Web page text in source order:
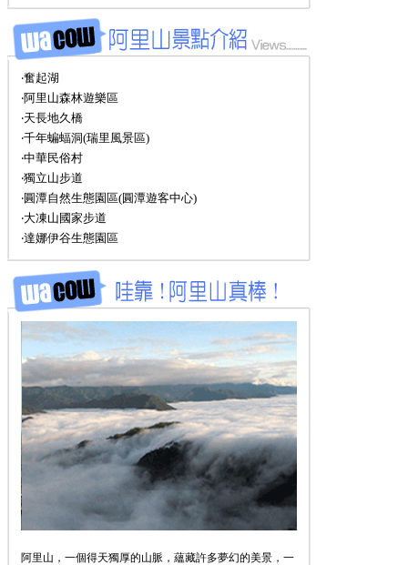
‧奮起湖
‧阿里山森林遊樂區
‧天長地久橋
‧千年蝙蝠洞(瑞里風景區)
‧中華民俗村
‧獨立山步道
‧圓潭自然生態園區(圓潭遊客中心)
‧大凍山國家步道
‧達娜伊谷生態園區
阿里山，一個得天獨厚的山脈，蘊藏許多夢幻的美景，一